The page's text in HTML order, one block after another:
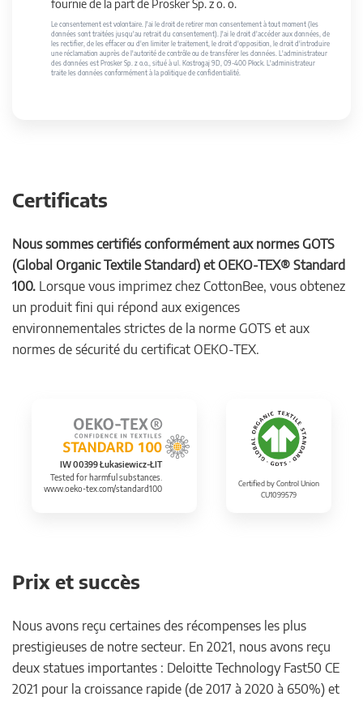
fournie de la part de Prosker Sp. z o. o.
Le consentement est volontaire. J'ai le droit de retirer mon consentement à tout moment (les
données sont traitées jusqu'au retrait du consentement). J'ai le droit d'accéder aux données, de
les rectifier, de les effacer ou d'en limiter le traitement, le droit d'opposition, le droit d'introduire
une réclamation auprès de l'autorité de contrôle ou de transférer les données. L'administrateur
des données est Prosker Sp. z o.o., situé à ul. Kostrogaj 9D, 09-400 Płock. L'administrateur
traite les données conformément à la politique de confidentialité.
Certificats
Nous sommes certifiés conformément aux normes GOTS
(Global Organic Textile Standard) et OEKO-TEX® Standard
100. Lorsque vous imprimez chez CottonBee, vous obtenez
un produit fini qui répond aux exigences
environnementales strictes de la norme GOTS et aux
normes de sécurité du certificat OEKO-TEX.
IW 00399 Łukasiewicz-ŁIT
Tested for harmful substances.
www.oeko-tex.com/standard100
Certified by Control Union
CU1099579
Prix et succès
Nous avons reçu certaines des récompenses les plus
prestigieuses de notre secteur. En 2021, nous avons reçu
deux statues importantes : Deloitte Technology Fast50 CE
2021 pour la croissance rapide (de 2017 à 2020 à 650%) et